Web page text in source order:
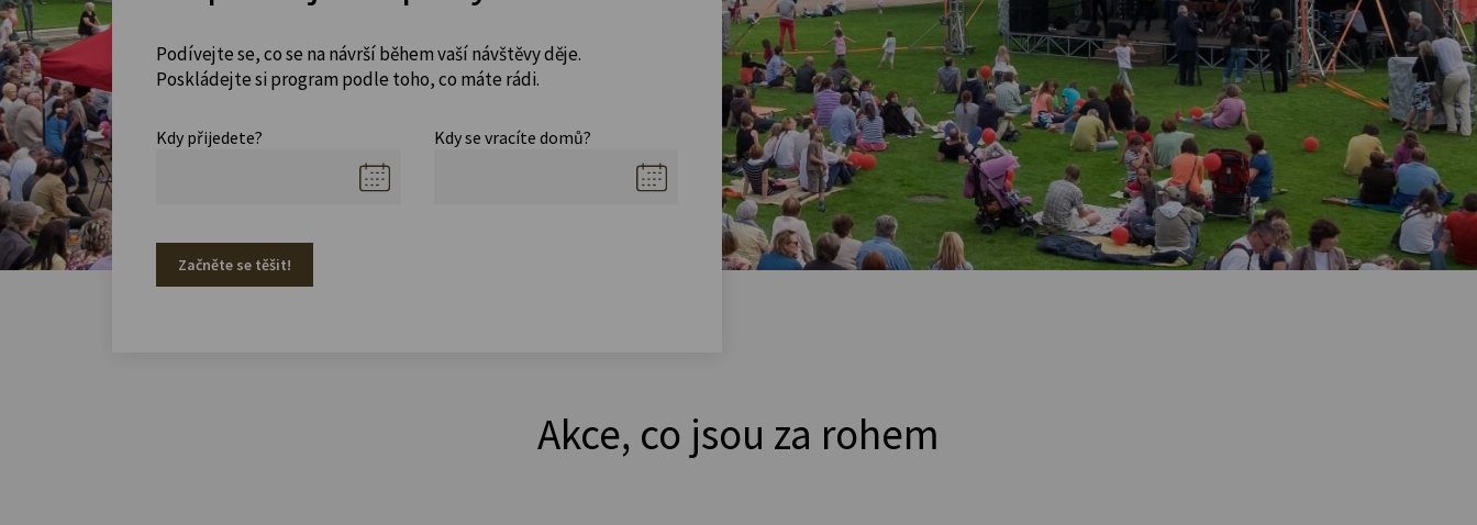
Podívejte se, co se na návrší během vaší návštěvy děje.
Poskládejte si program podle toho, co máte rádi.
Kdy přijedete? Kdy se vracíte domů?
Začněte se těšit!
Akce, co jsou za rohem